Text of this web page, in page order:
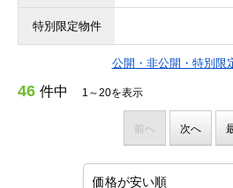
特別限定物件
公開・非公開・特別限
46 件中 1～20を表示
前へ 次へ